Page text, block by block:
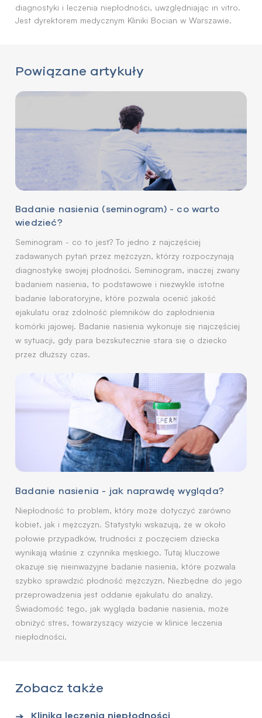
diagnostyki i leczenia niepłodności, uwzględniając in vitro.
Jest dyrektorem medycznym Kliniki Bocian w Warszawie.
Powiązane artykuły
Badanie nasienia (seminogram) - co warto
wiedzieć?
Seminogram - co to jest? To jedno z najczęściej
zadawanych pytań przez mężczyzn, którzy rozpoczynają
diagnostykę swojej płodności. Seminogram, inaczej zwany
badaniem nasienia, to podstawowe i niezwykle istotne
badanie laboratoryjne, które pozwala ocenić jakość
ejakulatu oraz zdolność plemników do zapłodnienia
komórki jajowej. Badanie nasienia wykonuje się najczęściej
w sytuacji, gdy para bezskutecznie stara się o dziecko
przez dłuższy czas.
Badanie nasienia - jak naprawdę wygląda?
Niepłodność to problem, który może dotyczyć zarówno
kobiet, jak i mężczyzn. Statystyki wskazują, że w około
połowie przypadków, trudności z poczęciem dziecka
wynikają właśnie z czynnika męskiego. Tutaj kluczowe
okazuje się nieinwazyjne badanie nasienia, które pozwala
szybko sprawdzić płodność mężczyzn. Niezbędne do jego
przeprowadzenia jest oddanie ejakulatu do analizy.
Świadomość tego, jak wygląda badanie nasienia, może
obniżyć stres, towarzyszący wizycie w klinice leczenia
niepłodności.
Zobacz także
Klinika leczenia niepłodności